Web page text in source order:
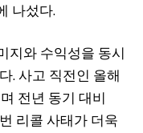
나섰다.
지와 수익성을 동시
. 사고 직전인 올해
전년 동기 대비
리콜 사태가 더욱